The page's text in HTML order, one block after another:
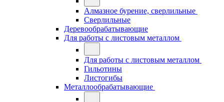
Алмазное бурение, сверлильные
Сверлильные
Деревообрабатывающие
Для работы с листовым металлом
Для работы с листовым металлом
Гильотины
Листогибы
Металлообрабатывающие